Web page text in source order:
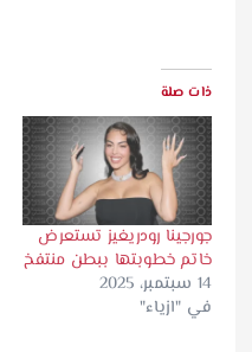
ي
ا
ل
ح
م
ي
ل
ذات صلة
جورجينا رودريغيز تستعرض
خاتم خطوبتها ببطن منتفخ
14 سبتمبر، 2025
في "ازياء"